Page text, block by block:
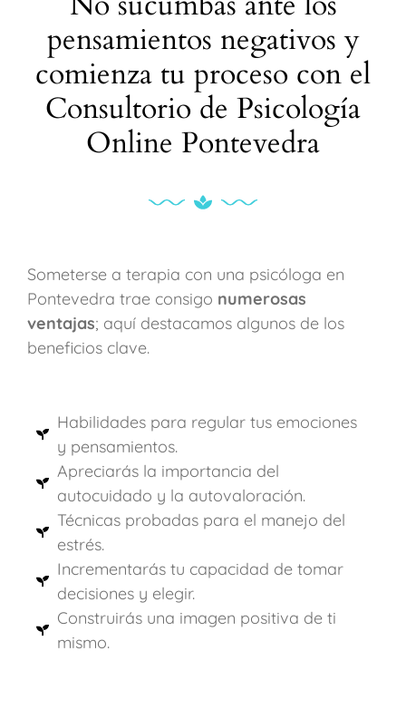
pensamientos negativos y
comienza tu proceso con el
Consultorio de Psicología
Online Pontevedra
Someterse a terapia con una psicóloga en
Pontevedra trae consigo numerosas
ventajas; aquí destacamos algunos de los
beneficios clave.
Habilidades para regular tus emociones
y pensamientos.
Apreciarás la importancia del
autocuidado y la autovaloración.
Técnicas probadas para el manejo del
estrés.
Incrementarás tu capacidad de tomar
decisiones y elegir.
Construirás una imagen positiva de ti
mismo.